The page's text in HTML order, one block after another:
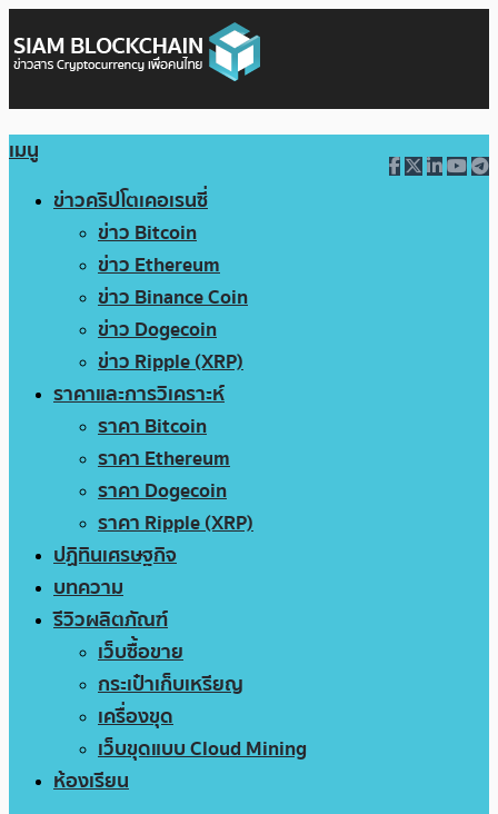
เมนู
ข่าวคริปโตเคอเรนซี่
ข่าว Bitcoin
ข่าว Ethereum
ข่าว Binance Coin
ข่าว Dogecoin
ข่าว Ripple (XRP)
ราคาและการวิเคราะห์
ราคา Bitcoin
ราคา Ethereum
ราคา Dogecoin
ราคา Ripple (XRP)
ปฏิทินเศรษฐกิจ
บทความ
รีวิวผลิตภัณฑ์
เว็บซื้อขาย
กระเป๋าเก็บเหรียญ
เครื่องขุด
เว็บขุดแบบ Cloud Mining
ห้องเรียน